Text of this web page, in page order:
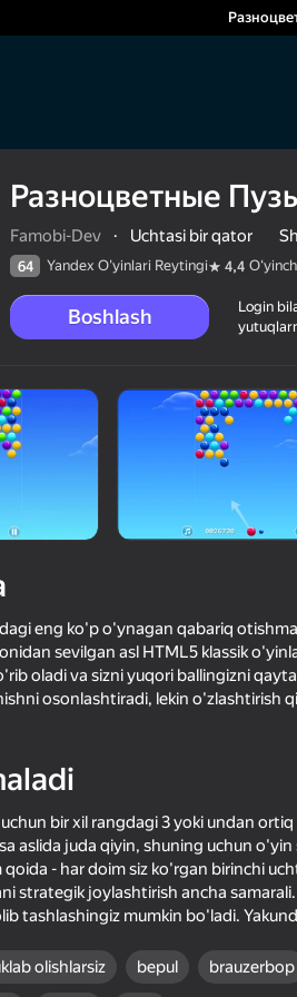
Yandex O'yinlari
4,4 Oʻyinchilar
Разноцветные
Famobi-Dev · Uchtasi bir qator
64 Yandex O'yinlari Reytingi 4,4
Boshlash
Login
eng ko'p o'ynagan qabariq
sevilgan asl HTML5 klassik
oladi va sizni yuqori ballingizni
osonlashtiradi, lekin o'zlashtirish
bir xil rangdagi 3 yoki undan
aslida juda qiyin, shuning uchun
- har doim siz ko'rgan birinchi
strategik joylashtirish ancha
tashlashingiz mumkin bo'ladi.
olishlarsiz bepul brauzerbop